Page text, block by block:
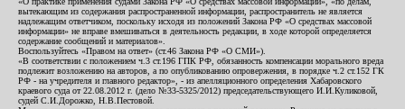
вытекающим из содержания распространенной информации, распространитель не является
надлежащим ответчиком, поскольку исходя из положений Закона РФ «О средствах массовой
информации» не вправе вмешиваться в деятельность редакции, в ходе которой определяется
содержание сообщений и материалов».
Воспользуйтесь «Правом на ответ» (ст.46 Закона РФ «О СМИ»).
«В соответствии с положением ч.3 ст.196 ГПК РФ, обязанность компенсации морального вреда
подлежит возложению на авторов, а по опубликованию опровержения, в порядке ч.2 ст.152 ГК
РФ - на учредителя и главного редактор», - из апелляционного определения Хабаровского
краевого суда от 22.08.2012 г. (дело №33-5325/2012) председательствующего И.И.Куликовой,
судей С.И.Дорожко, Н.В.Пестовой.